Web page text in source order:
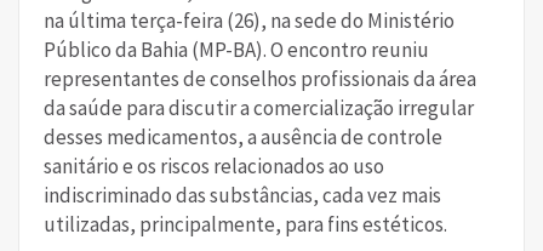
na última terça-feira (26), na sede do Ministério
Público da Bahia (MP-BA). O encontro reuniu
representantes de conselhos profissionais da área
da saúde para discutir a comercialização irregular
desses medicamentos, a ausência de controle
sanitário e os riscos relacionados ao uso
indiscriminado das substâncias, cada vez mais
utilizadas, principalmente, para fins estéticos.